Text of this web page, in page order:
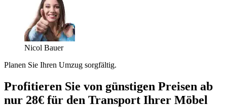
Nicol Bauer
Planen Sie Ihren Umzug sorgfältig.
Profitieren Sie von günstigen Preisen ab
nur 28€ für den Transport Ihrer Möbel